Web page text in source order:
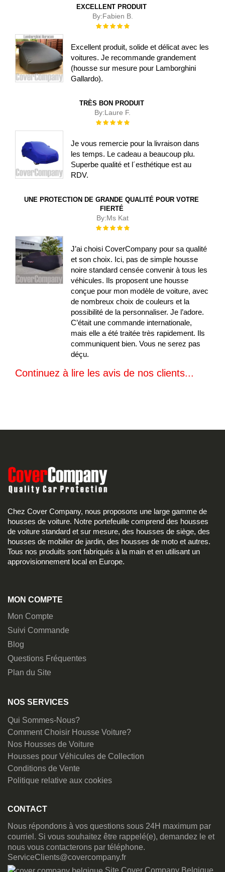
EXCELLENT PRODUIT
By:Fabien B.
Évaluation :
Excellent produit, solide et délicat avec les
voitures. Je recommande grandement
(housse sur mesure pour Lamborghini
Gallardo).
TRÈS BON PRODUIT
By:Laure F.
Évaluation :
Je vous remercie pour la livraison dans
les temps. Le cadeau a beaucoup plu.
Superbe qualité et l´esthétique est au
RDV.
UNE PROTECTION DE GRANDE QUALITÉ POUR VOTRE
FIERTÉ
By:Ms Kat
Évaluation :
J’ai choisi CoverCompany pour sa qualité
et son choix. Ici, pas de simple housse
noire standard censée convenir à tous les
véhicules. Ils proposent une housse
conçue pour mon modèle de voiture, avec
de nombreux choix de couleurs et la
possibilité de la personnaliser. Je l’adore.
C’était une commande internationale,
mais elle a été traitée très rapidement. Ils
communiquent bien. Vous ne serez pas
déçu.
Continuez à lire les avis de nos clients...
Chez Cover Company, nous proposons une large gamme de
housses de voiture. Notre portefeuille comprend des housses
de voiture standard et sur mesure, des housses de siège, des
housses de mobilier de jardin, des housses de moto et autres.
Tous nos produits sont fabriqués à la main et en utilisant un
approvisionnement local en Europe.
MON COMPTE
Mon Compte
Suivi Commande
Blog
Questions Fréquentes
Plan du Site
NOS SERVICES
Qui Sommes-Nous?
Comment Choisir Housse Voiture?
Nos Housses de Voiture
Housses pour Véhicules de Collection
Conditions de Vente
Politique relative aux cookies
CONTACT
Nous répondons à vos questions sous 24H maximum par
courriel. Si vous souhaitez être rappelé(e), demandez le et
nous vous contacterons par téléphone.
ServiceClients@covercompany.fr